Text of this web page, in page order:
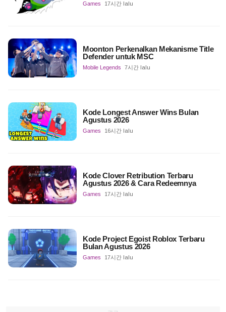
Games 17시간 lalu
Moonton Perkenalkan Mekanisme Title
Defender untuk MSC
Mobile Legends 7시간 lalu
Kode Longest Answer Wins Bulan
Agustus 2026
Games 16시간 lalu
Kode Clover Retribution Terbaru
Agustus 2026 & Cara Redeemnya
Games 17시간 lalu
Kode Project Egoist Roblox Terbaru
Bulan Agustus 2026
Games 17시간 lalu